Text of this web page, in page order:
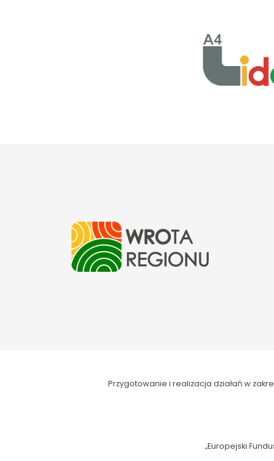
Przygotowanie i realizacja działań w
„Europejski